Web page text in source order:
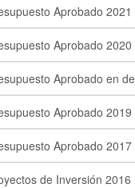
Aprobado 2021
Aprobado 2020
Aprobado en
Aprobado 2019
Aprobado 2017
de Inversión 2016